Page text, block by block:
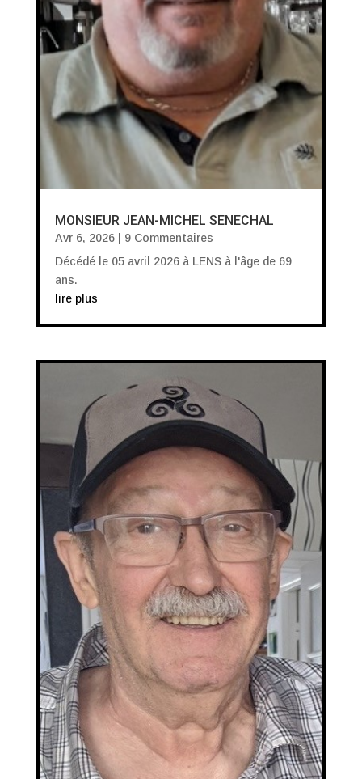
MONSIEUR JEAN-MICHEL SENECHAL
Avr 6, 2026| 9 Commentaires
Décédé le 05 avril 2026 à LENS à l'âge de 69
ans.
lire plus